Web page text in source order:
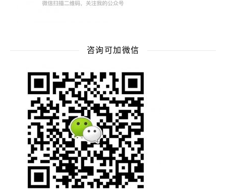
咨询可加微信